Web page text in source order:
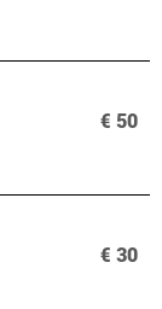
€ 50
€ 30